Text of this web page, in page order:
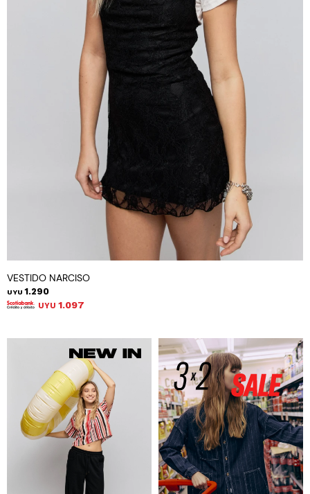
VESTIDO NARCISO
UYU 1.290
UYU 1.097